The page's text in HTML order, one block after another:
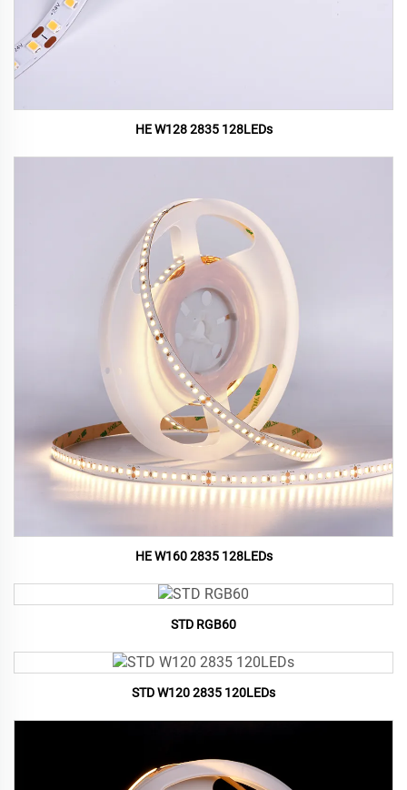
HE W128 2835 128LEDs
HE W160 2835 128LEDs
STD RGB60
STD W120 2835 120LEDs